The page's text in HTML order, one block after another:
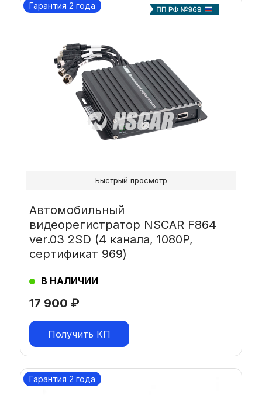
Гарантия 2 года
17 900 ₽
Автомобильный
видеорегистратор NSCAR F864
ver.03 2SD (4 канала, 1080P,
сертификат 969)
В НАЛИЧИИ
Получить КП
Быстрый просмотр
Гарантия 2 года